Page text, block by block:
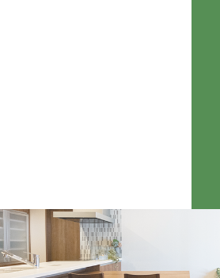
カスケって？
カスケホームグループ